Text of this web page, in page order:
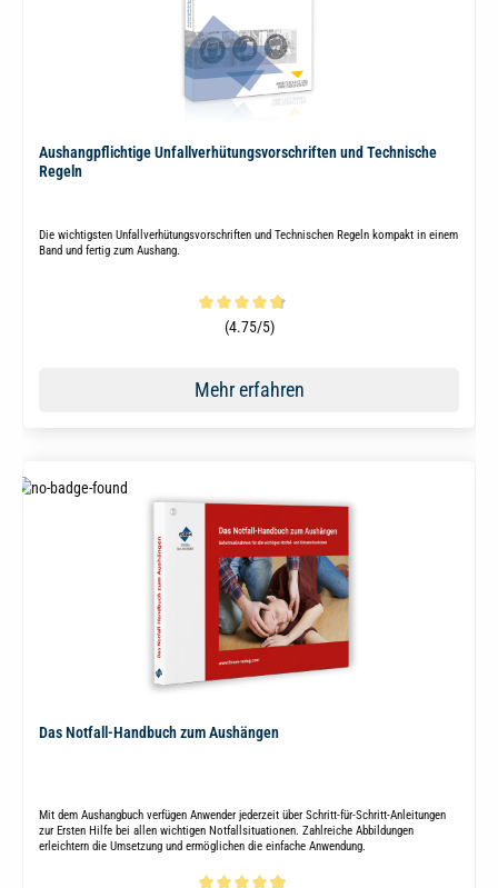
Aushangpflichtige Unfallverhütungsvorschriften und Technische
Regeln
Die wichtigsten Unfallverhütungsvorschriften und Technischen Regeln kompakt in einem
Band und fertig zum Aushang.
Durchschnittliche Bewertung von 4.6 von 5 Sternen
(4.75/5)
Mehr erfahren
Das Notfall-Handbuch zum Aushängen
Mit dem Aushangbuch verfügen Anwender jederzeit über Schritt-für-Schritt-Anleitungen
zur Ersten Hilfe bei allen wichtigen Notfallsituationen. Zahlreiche Abbildungen
erleichtern die Umsetzung und ermöglichen die einfache Anwendung.